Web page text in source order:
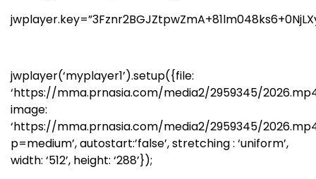
jwplayer(‘myplayer1’).setup({file:
‘https://mma.prnasia.com/media2/2959345/
image:
‘https://mma.prnasia.com/media2/2959345/
p=medium’, autostart:’false’, stretching : ‘uniform’,
width: ‘512’, height: ‘288’});